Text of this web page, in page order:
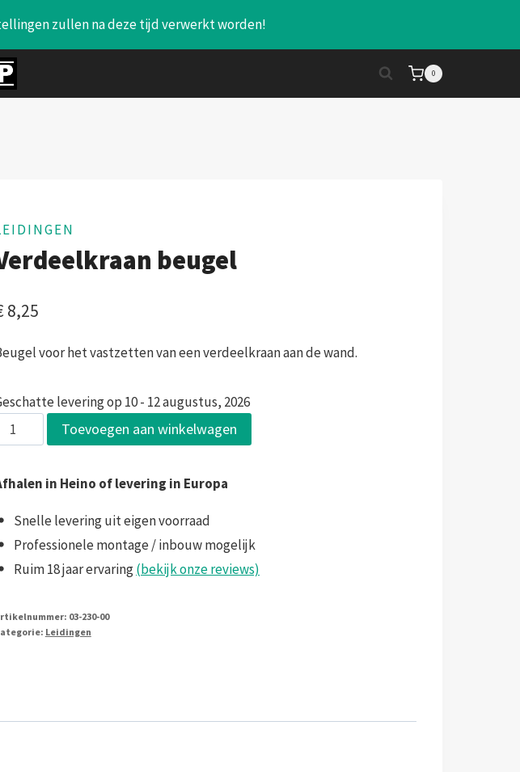
zullen na deze tijd verwerkt worden!
0
beugel
8,25
voor het vastzetten van een verdeelkraan aan de wand.
levering op 10 - 12 augustus, 2026
VerdeelkraanToevoegen aan winkelwagen
in Heino of levering in Europa
Snelle levering uit eigen voorraad
Professionele montage / inbouw mogelijk
Ruim 18 jaar ervaring(bekijk onze reviews)
03-230-00
Leidingen